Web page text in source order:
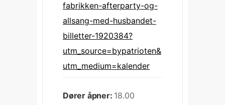
fabrikken-afterparty-og-
allsang-med-husbandet-
billetter-1920384?
utm_source=bypatrioten&
utm_medium=kalender
Dører åpner: 18.00